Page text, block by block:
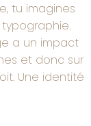
tu imagines
a un impact
et donc sur
Une identité